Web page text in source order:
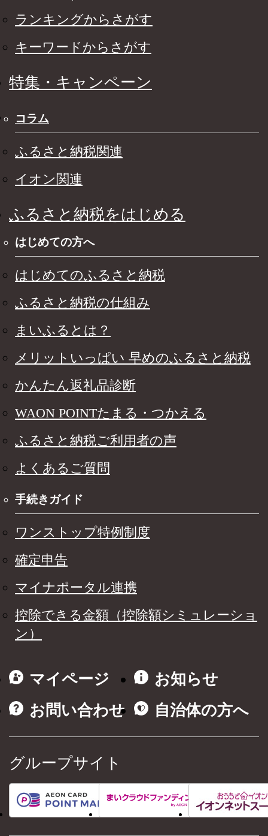
ランキングからさがす
キーワードからさがす
特集・キャンペーン
コラム
ふるさと納税関連
イオン関連
ふるさと納税をはじめる
はじめての方へ
はじめてのふるさと納税
ふるさと納税の仕組み
まいふるとは？
メリットいっぱい 早めのふるさと納税
かんたん返礼品診断
WAON POINTたまる・つかえる
ふるさと納税ご利用者の声
よくあるご質問
手続きガイド
ワンストップ特例制度
確定申告
マイナポータル連携
控除できる金額（控除額シミュレーショ
ン）
マイページ
お知らせ
お問い合わせ
自治体の方へ
グループサイト